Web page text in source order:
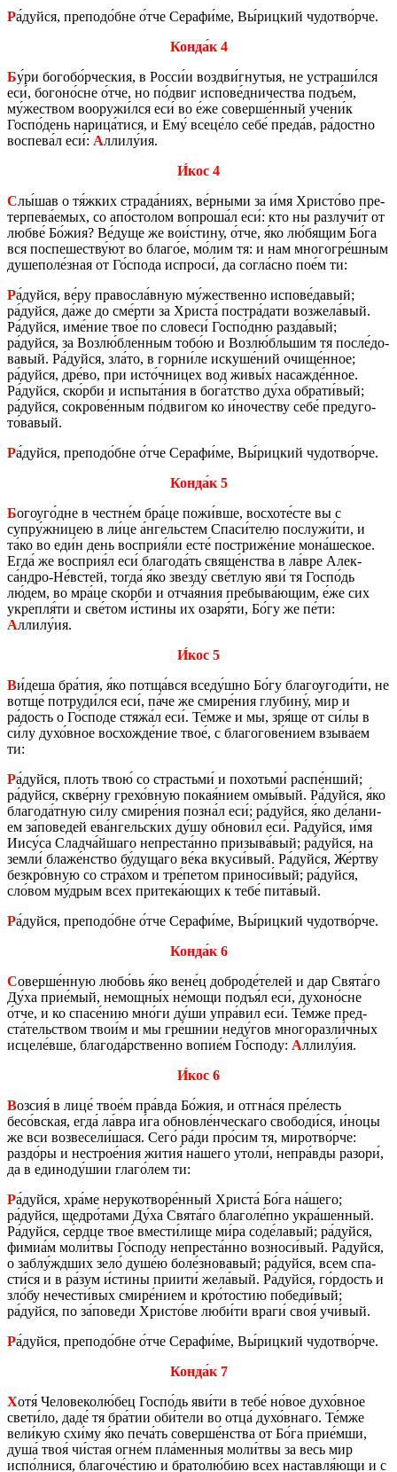
Ра́дуйся, пре­по­до́бне о́тче Се­ра­фи́ме, Вы́риц­кий чу­до­тво́рче.
Конда́к 4
Бу́ри бо­го­бо́рче­ския, в Росси́и воз­дви́гну­тыя, не устра­ши́лся
еси́, бо­го­но́сне о́тче, но по́двиг ис­по­ве́дни­че­ства подъе́м,
му́же­ством во­ору­жи́лся еси́ во е́же со­вер­ше́нный учени́к
Госпо́день на­ри­ца́тися, и Ему́ всеце́ло себе́ преда́в, ра́дост­но
вос­пе­ва́л еси́: Аллилу́ия.
И́кос 4
Слы́шав о тя́жких стра­да́ниях, ве́рными за и́мя Хри­сто́во пре­
тер­пе­ва́емых, со апо́сто­лом во­про­ша́л еси́: кто ны раз­лу­чи́т от
любве́ Бо́жия? Ве́дуще же вои́стину, о́тче, я́ко лю́бящим Бо́га
вся по­спе­ше­ству́ют во благо́е, мо́лим тя: и нам мно­го­гре́шным
ду­ше­по­ле́зная от Го́спода ис­про­си́, да согла́сно пое́м ти:
Ра́дуйся, ве́ру пра­вос­ла́вную му́же­ствен­но ис­по­ве́давый;
ра́дуйся, да́же до сме́рти за Хри­ста́ по­ст­ра́дати воз­же­ла́вый.
Ра́дуйся, име́ние твое́ по сло­ве­си́ Госпо́дню разда́вый;
ра́дуйся, за Возлю́блен­ным тобо́ю и Возлю́бль­шим тя после́до­
ва­вый. Ра́дуйся, зла́то, в горни́ле ис­ку­ше́ний очище́нное;
ра́дуйся, дре́во, при исто́чни­цех вод живы́х на­саж­де́нное.
Ра́дуйся, ско́рби и ис­пы­та́ния в бога́тство ду́ха об­ра­ти́вый;
ра́дуйся, со­кро­ве́нным по́дви­гом ко и́но­че­ству себе́ преду­го­
то́вавый.
Ра́дуйся, пре­по­до́бне о́тче Се­ра­фи́ме, Вы́риц­кий чу­до­тво́рче.
Конда́к 5
Бого­уго́дне в честне́м бра́це пожи́вше, вос­хо­те́сте вы с
супру́жни­цею в ли́це а́нгель­стем Спаси́телю по­слу­жи́ти, и
та́ко во еди́н день вос­прия́ли есте́ по­стри­же́ние мона́ше­ское.
Егда́ же вос­прия́л еси́ бла­го­да́ть свяще́нства в ла́вре Алек­
са́ндро-Не́встей, тогда́ я́ко звез­ду́ све́тлую яви́ тя Госпо́дь
лю́дем, во мра́це ско́рби и отча́яния пре­бы­ва́ющим, е́же сих
укреп­ля́ти и све́том и́стины их озаря́ти, Бо́гу же пе́ти:
Аллилу́ия.
И́кос 5
Ви́деша бра́тия, я́ко потща́вся вседу́шно Бо́гу бла­го­уго­ди́ти, не
вотще́ по­тру­ди́лся еси́, па́че же смире́ния глу­би­ну́, мир и
ра́дость о Го́споде стяжа́л еси́. Те́мже и мы, зря́ще от си́лы в
си́лу духо́вное вос­хож­де́ние твое́, с бла­го­го­ве́нием взыва́ем
ти:
Ра́дуйся, плоть твою́ со страстьми́ и по­хотьми́ распе́нший;
ра́дуйся, скве́рну грехо́вную покая́нием омы́вый. Ра́дуйся, я́ко
бла­го­да́тную си́лу смире́ния позна́л еси́; ра́дуйся, я́ко де́ла­ни­
ем за́по­ве­дей ева́нгель­ских ду́шу об­но­ви́л еси́. Ра́дуйся, и́мя
Иису́са Слад­ча́йшаго непре­ста́нно при­зы­ва́вый; ра́дуйся, на
земли́ блаже́нство бу́ду­ща­го ве́ка вкуси́вый. Ра́дуйся, Же́ртву
без­к­ро́вную со стра́хом и тре́петом при­но­си́вый; ра́дуйся,
сло́вом му́дрым всех при­те­ка́ющих к тебе́ пита́вый.
Ра́дуйся, пре­по­до́бне о́тче Се­ра­фи́ме, Вы́риц­кий чу­до­тво́рче.
Конда́к 6
Совер­ше́нную любо́вь я́ко вене́ц доб­ро­де́телей и дар Свята́го
Ду́ха прие́мый, немощ­ны́х не́мощи подъя́л еси́, ду­хо­но́сне
о́тче, и ко спасе́нию мно́ги ду́ши упра́вил еси́. Те́мже пред­
ста́тель­ством твои́м и мы гре́шнии неду́гов мно­го­раз­ли́чных
ис­це­ле́вше, бла­го­да́рствен­но вопие́м Го́споду: Аллилу́ия.
И́кос 6
Возсия́ в лице́ твое́м пра́вда Бо́жия, и отгна́ся пре́лесть
бесо́вская, егда́ ла́вра и́га об­нов­ле́нче­ска­го сво­бо­ди́ся, и́ноцы
же вси воз­ве­се­ли́шася. Сего́ ра́ди про́сим тя, ми­ро­тво́рче:
раздо́ры и нестрое́ния жития́ на́шего утоли́, непра́вды ра­зо­ри́,
да в еди­но­ду́шии глаго́лем ти:
Ра́дуйся, хра́ме неру­ко­тво­ре́нный Хри­ста́ Бо́га на́шего;
ра́дуйся, щедро́тами Ду́ха Свята́го бла­го­ле́пно укра́шен­ный.
Ра́дуйся, се́рдце твое́ вме­сти́лище ми́ра соде́лавый; ра́дуйся,
фимиа́м моли́твы Го́споду непре­ста́нно воз­но­си́вый. Ра́дуйся,
о заблу́ждших зело́ душе́ю боле́зно­ва­вый; ра́дуйся, всем спа­
сти́ся и в ра́зум и́стины при­и­ти́ жела́вый. Ра́дуйся, го́рдость и
зло́бу нече­сти́вых смире́нием и кро́то­стию по­бе­ди́вый;
ра́дуйся, по за́по­ве­ди Хри­сто́ве люби́ти враги́ своя́ учи́вый.
Ра́дуйся, пре­по­до́бне о́тче Се­ра­фи́ме, Вы́риц­кий чу­до­тво́рче.
Конда́к 7
Хотя́ Че­ло­ве­ко­лю́бец Госпо́дь яви́ти в тебе́ но́вое духо́вное
свети́ло, даде́ тя бра́тии оби́тели во отца́ духо́внаго. Те́мже
вели́кую схи́му я́ко печа́ть со­вер­ше́нства от Бо́га прие́мши,
душа́ твоя́ чи́стая огне́м пла́мен­ныя моли́твы за весь мир
испо́лнися, бла­го­че́стию и бра­то­лю́бию всех на­став­ля́ющи и с